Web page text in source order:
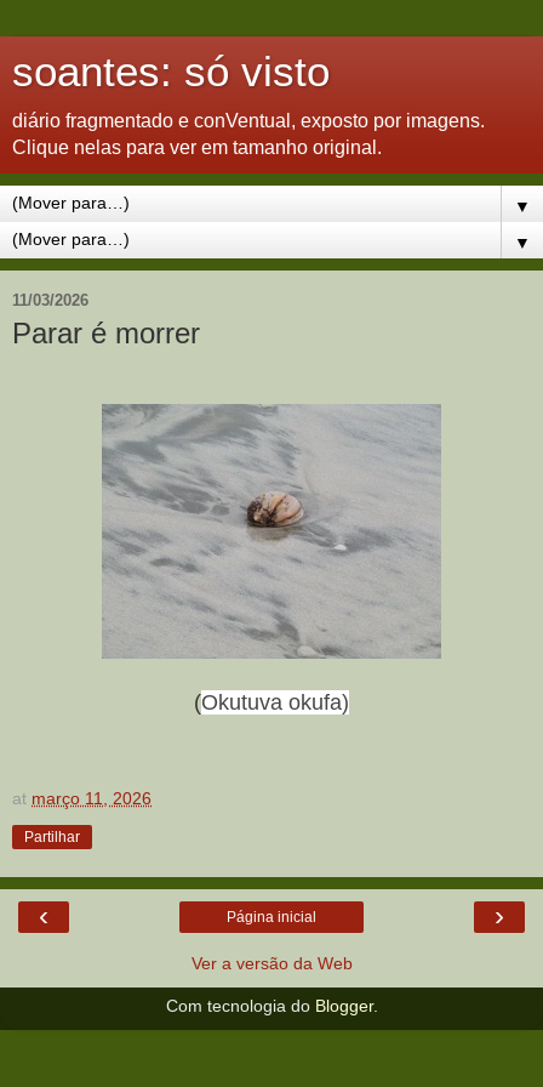
soantes: só visto
diário fragmentado e conVentual, exposto por imagens.
Clique nelas para ver em tamanho original.
▼
▼
11/03/2026
Parar é morrer
(Okutuva okufa)
at março 11, 2026
Partilhar
‹ ›
Página inicial
Ver a versão da Web
Com tecnologia do Blogger.